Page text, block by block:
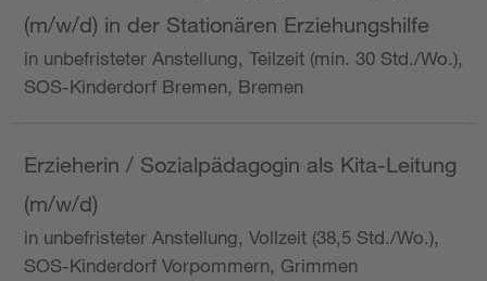
(m/w/d) in der Stationären Erziehungshilfe
in unbefristeter Anstellung, Teilzeit (min. 30 Std./Wo.),
SOS-Kinderdorf Bremen, Bremen
Erzieherin / Sozialpädagogin als Kita-Leitung
(m/w/d)
in unbefristeter Anstellung, Vollzeit (38,5 Std./Wo.),
SOS-Kinderdorf Vorpommern, Grimmen